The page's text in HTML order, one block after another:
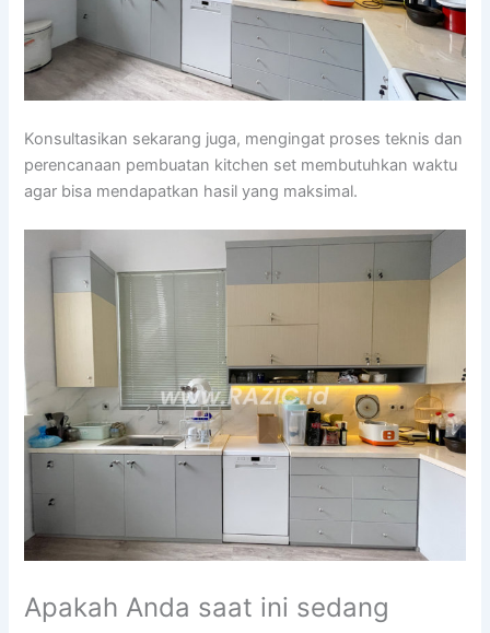
Konsultasikan sekarang juga, mengingat proses teknis dan
perencanaan pembuatan kitchen set membutuhkan waktu
agar bisa mendapatkan hasil yang maksimal.
Apakah Anda saat ini sedang